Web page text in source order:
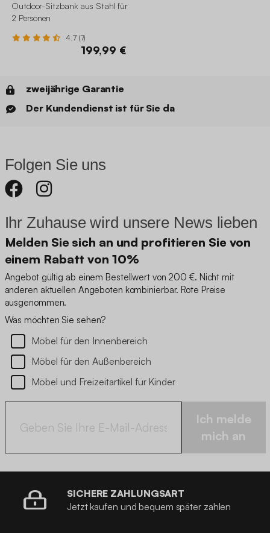
Outdoor-Sitzbank aus Stahl für
2 Personen
4.7 (7)
199,99 €
zweijährige Garantie
Der Kundendienst ist für Sie da
Folgen Sie uns
Ihr Zuhause wird unsere News lieben
Melden Sie sich an und profitieren Sie von
einem Rabatt von 10%
Angebot gültig ab einem Bestellwert von 200 €. Nicht mit
anderen aktuellen Angeboten kombinierbar. Rote Preise
ausgenommen.
Was möchten Sie sehen?
Möbel für den Innenbereich
Möbel für den Außenbereich
Möbel und Freizeitartikel für Kinder
Ich melde
mich an
SICHERE ZAHLUNGSART
Jetzt kaufen und bequem später zahlen